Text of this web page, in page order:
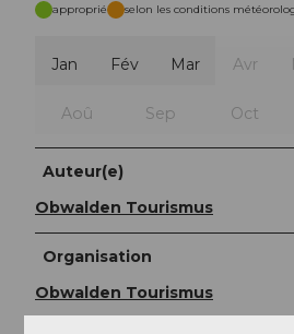
approprié selon les conditions
Jan Fév Mar Avr
Aoû Sep Oct
Auteur(e)
Obwalden Tourismus
Organisation
Obwalden Tourismus